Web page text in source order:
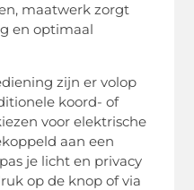
maatwerk zorgt
en optimaal
zijn er volop
koord- of
voor elektrische
aan een
je licht en privacy
op de knop of via